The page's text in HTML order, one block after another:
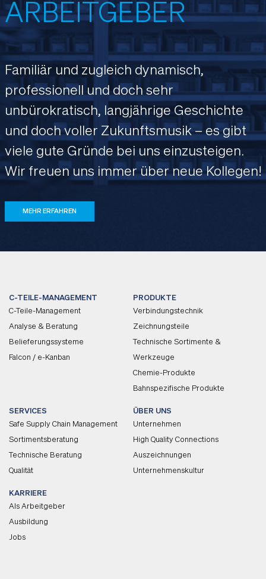
ARBEITGEBER
Familiär und zugleich dynamisch,
professionell und doch sehr
unbürokratisch, langjährige Geschichte
und doch voller Zukunftsmusik – es gibt
viele gute Gründe bei uns einzusteigen.
Wir freuen uns immer über neue Kollegen!
MEHR ERFAHREN
C-TEILE-MANAGEMENT
C-Teile-Management
Analyse & Beratung
Belieferungssysteme
Falcon / e-Kanban
PRODUKTE
Verbindungstechnik
Zeichnungsteile
Technische Sortimente &
Werkzeuge
Chemie-Produkte
Bahnspezifische Produkte
SERVICES
Safe Supply Chain Management
Sortimentsberatung
Technische Beratung
Qualität
ÜBER UNS
Unternehmen
High Quality Connections
Auszeichnungen
Unternehmenskultur
KARRIERE
Als Arbeitgeber
Ausbildung
Jobs